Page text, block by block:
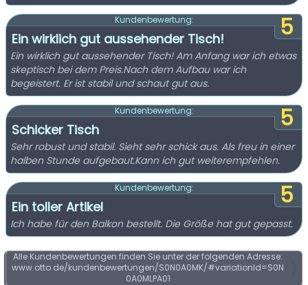
5
Kundenbewertung:
Ein wirklich gut aussehender Tisch!
Ein wirklich gut aussehender Tisch! Am Anfang war ich etwas
skeptisch bei dem Preis.Nach dem Aufbau war ich
begeistert. Er ist stabil und schaut gut aus.
5
Kundenbewertung:
Schicker Tisch
Sehr robust und stabil. Sieht sehr schick aus. Als freu in einer
halben Stunde aufgebaut.Kann ich gut weiterempfehlen.
5
Kundenbewertung:
Ein toller Artikel
Ich habe für den Balkon bestellt. Die Größe hat gut gepasst.
Alle Kundenbewertungen finden Sie unter der folgenden Adresse:
www.otto.de/kundenbewertungen/S0N0A0MK/#variationId=S0N
0A0MLPA01